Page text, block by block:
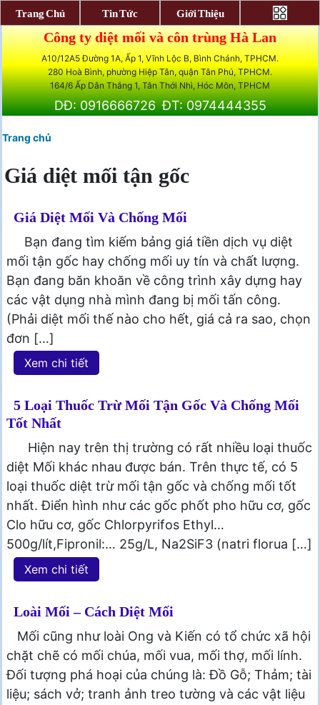
Công ty diệt mối và côn trùng Hà Lan
A10/12A5 Đường 1A, Ấp 1, Vĩnh Lộc B, Bình Chánh, TPHCM.
280 Hoà Bình, phường Hiệp Tân, quận Tân Phú, TPHCM.
164/6 Ấp Dân Thắng 1, Tân Thới Nhì, Hóc Môn, TPHCM
DĐ: 0916666726 ĐT: 0974444355
Trang chủ
Giá diệt mối tận gốc
Giá Diệt Mối Và Chống Mối
Bạn đang tìm kiếm bảng giá tiền dịch vụ diệt
mối tận gốc hay chống mối uy tín và chất lượng.
Bạn đang băn khoăn về công trình xây dựng hay
các vật dụng nhà mình đang bị mối tấn công.
(Phải diệt mối thế nào cho hết, giá cả ra sao, chọn
đơn […]
Xem chi tiết
5 Loại Thuốc Trừ Mối Tận Gốc Và Chống Mối
Tốt Nhất
Hiện nay trên thị trường có rất nhiều loại thuốc
diệt Mối khác nhau được bán. Trên thực tế, có 5
loại thuốc diệt trừ mối tận gốc và chống mối tốt
nhất. Điển hình như các gốc phốt pho hữu cơ, gốc
Clo hữu cơ, gốc Chlorpyrifos Ethyl…
500g/lít,Fipronil:… 25g/L, Na2SiF3 (natri florua […]
Xem chi tiết
Loài Mối – Cách Diệt Mối
Mối cũng như loài Ong và Kiến có tổ chức xã hội
chặt chẽ có mối chúa, mối vua, mối thợ, mối lính.
Đối tượng phá hoại của chúng là: Đồ Gỗ; Thảm; tài
liệu; sách vở; tranh ảnh treo tường và các vật liệu
Trang Chủ Tin Tức Giới Thiệu